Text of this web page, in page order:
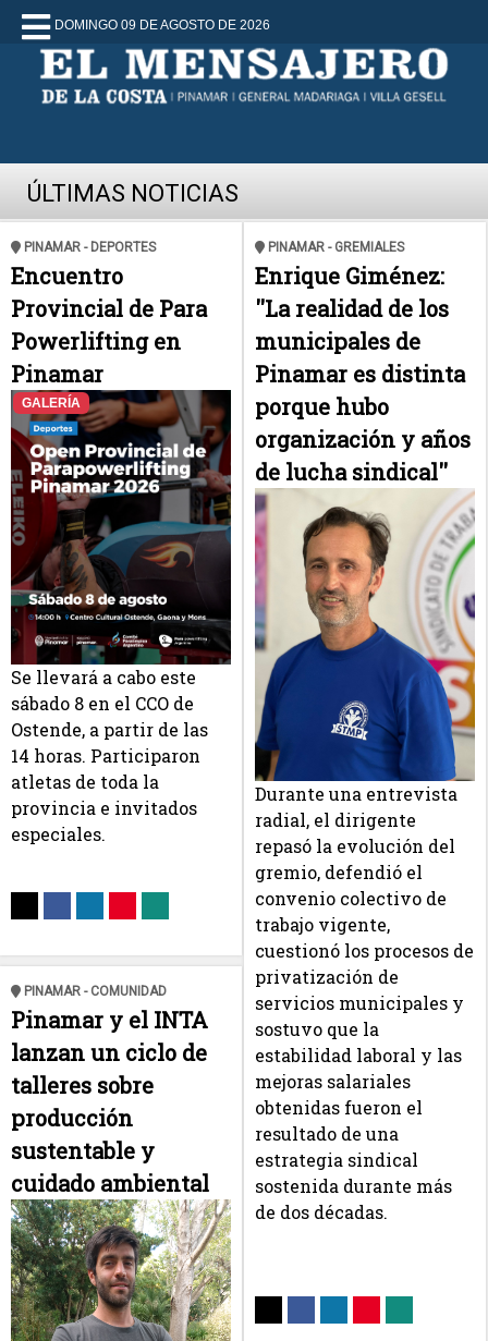
DOMINGO 09 DE AGOSTO DE 2026
ÚLTIMAS NOTICIAS
PINAMAR - DEPORTES
Encuentro
Provincial de Para
Powerlifting en
Pinamar
GALERÍA
Se llevará a cabo este
sábado 8 en el CCO de
Ostende, a partir de las
14 horas. Participaron
atletas de toda la
provincia e invitados
especiales.
PINAMAR - COMUNIDAD
Pinamar y el INTA
lanzan un ciclo de
talleres sobre
producción
sustentable y
cuidado ambiental
PINAMAR - GREMIALES
Enrique Giménez:
''La realidad de los
municipales de
Pinamar es distinta
porque hubo
organización y años
de lucha sindical''
Durante una entrevista
radial, el dirigente
repasó la evolución del
gremio, defendió el
convenio colectivo de
trabajo vigente,
cuestionó los procesos de
privatización de
servicios municipales y
sostuvo que la
estabilidad laboral y las
mejoras salariales
obtenidas fueron el
resultado de una
estrategia sindical
sostenida durante más
de dos décadas.